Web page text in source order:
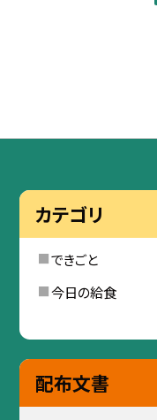
カテゴリ
できごと
今日の給食
配布文書